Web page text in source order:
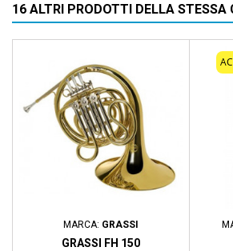
16 ALTRI PRODOTTI DELLA STESSA
MARCA: GRASSI
GRASSI FH 150